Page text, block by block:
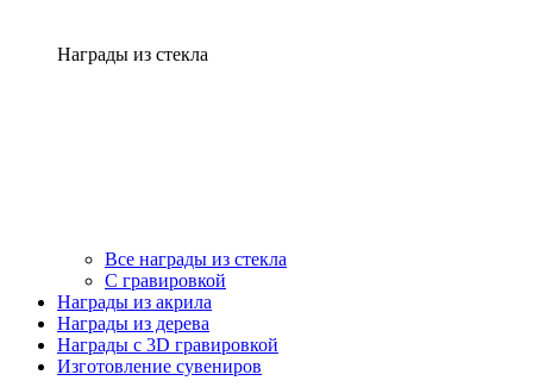
Награды из стекла
Все награды из стекла
С гравировкой
Награды из акрила
Награды из дерева
Награды с 3D гравировкой
Изготовление сувениров